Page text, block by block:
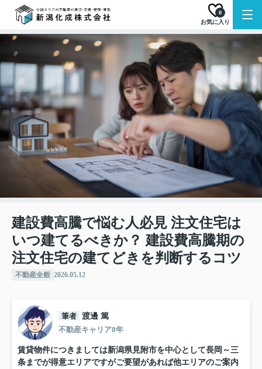
お気に入り
0
建設費高騰で悩む人必見 注文住宅は
いつ建てるべきか？ 建設費高騰期の
注文住宅の建てどきを判断するコツ
不動産全般 2026.05.12
筆者 渡邊 篤
不動産キャリア8年
賃貸物件につきましては新潟県見附市を中心として長岡～三
条までが得意エリアですがご要望があれば他エリアのご案内